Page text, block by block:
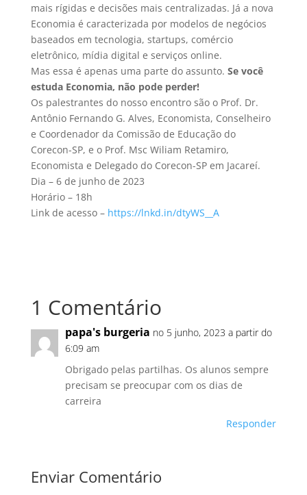
mais rígidas e decisões mais centralizadas. Já a nova
Economia é caracterizada por modelos de negócios
baseados em tecnologia, startups, comércio
eletrônico, mídia digital e serviços online.
Mas essa é apenas uma parte do assunto. Se você
estuda Economia, não pode perder!
Os palestrantes do nosso encontro são o Prof. Dr.
Antônio Fernando G. Alves, Economista, Conselheiro
e Coordenador da Comissão de Educação do
Corecon-SP, e o Prof. Msc Wiliam Retamiro,
Economista e Delegado do Corecon-SP em Jacareí.
Dia – 6 de junho de 2023
Horário – 18h
Link de acesso – https://lnkd.in/dtyWS__A
1 Comentário
papa's burgeria no 5 junho, 2023 a partir do
6:09 am
Obrigado pelas partilhas. Os alunos sempre
precisam se preocupar com os dias de
carreira
Responder
Enviar Comentário